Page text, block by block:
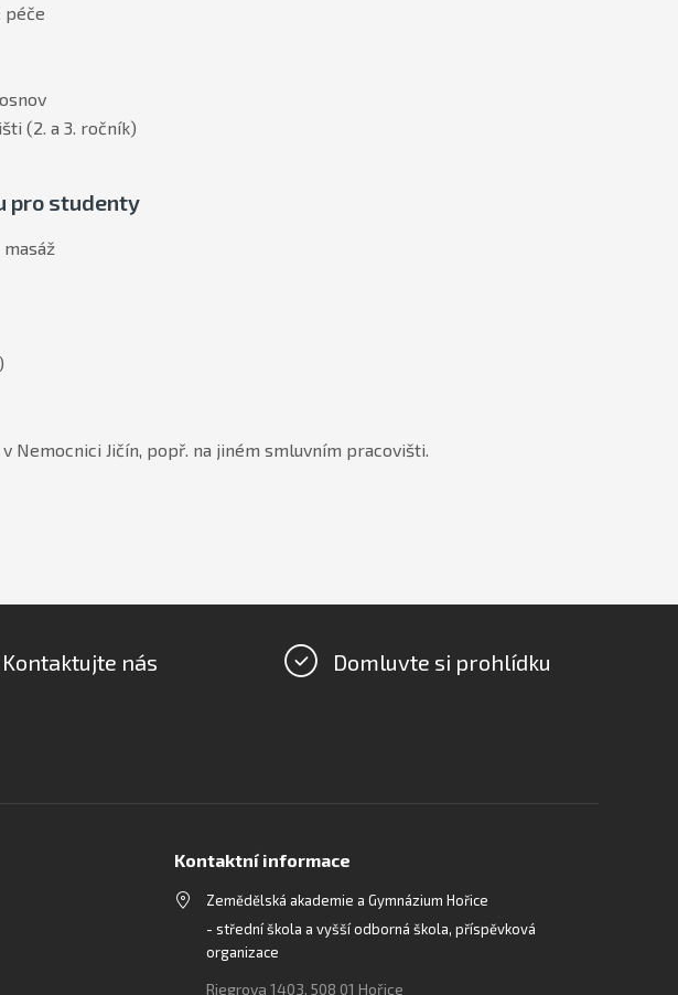
péče
(2. a 3. ročník)
pro studenty
Nemocnici Jičín, popř. na jiném smluvním pracovišti.
Kontaktujte nás Domluvte si prohlídku
Kontaktní informace
Zemědělská akademie a Gymnázium Hořice
- střední škola a vyšší odborná škola, příspěvková
organizace
Riegrova 1403, 508 01 Hořice